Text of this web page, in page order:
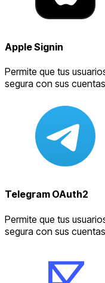
Apple Signin
Permite que tus
segura con sus
Telegram OAuth2
Permite que tus
segura con sus